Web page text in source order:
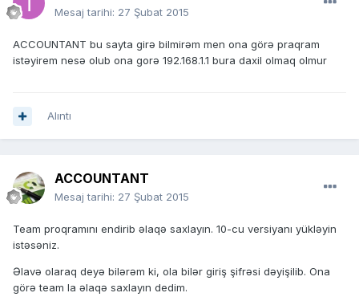
Mesaj tarihi: 27 Şubat 2015
ACCOUNTANT bu sayta girə bilmirəm men ona görə praqram
istəyirem nesə olub ona gorə 192.168.1.1 bura daxil olmaq olmur
Alıntı
ACCOUNTANT
Mesaj tarihi: 27 Şubat 2015
Team proqramını endirib əlaqə saxlayın. 10-cu versiyanı yükləyin
istəsəniz.
Əlavə olaraq deyə bilərəm ki, ola bilər giriş şifrəsi dəyişilib. Ona
görə team la əlaqə saxlayın dedim.